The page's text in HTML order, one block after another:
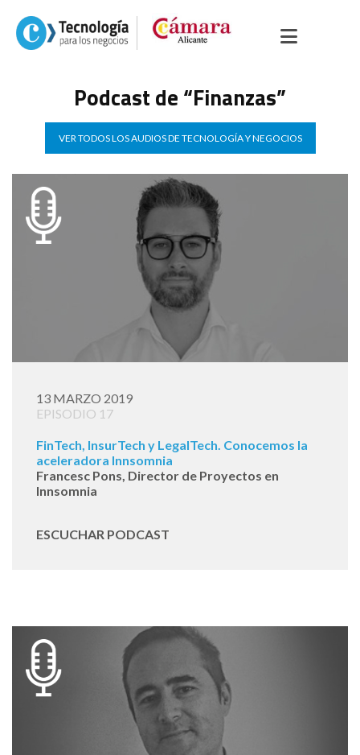
Podcast de “Finanzas”
VER TODOS LOS AUDIOS DE TECNOLOGÍA Y NEGOCIOS
13 MARZO 2019
EPISODIO 17
FinTech, InsurTech y LegalTech. Conocemos la
aceleradora Innsomnia
Francesc Pons, Director de Proyectos en
Innsomnia
ESCUCHAR PODCAST